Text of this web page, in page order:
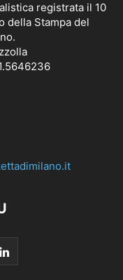
registrata il 10
della Stampa del